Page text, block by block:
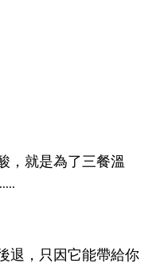
，就是為了三餐溫
退，只因它能帶給你